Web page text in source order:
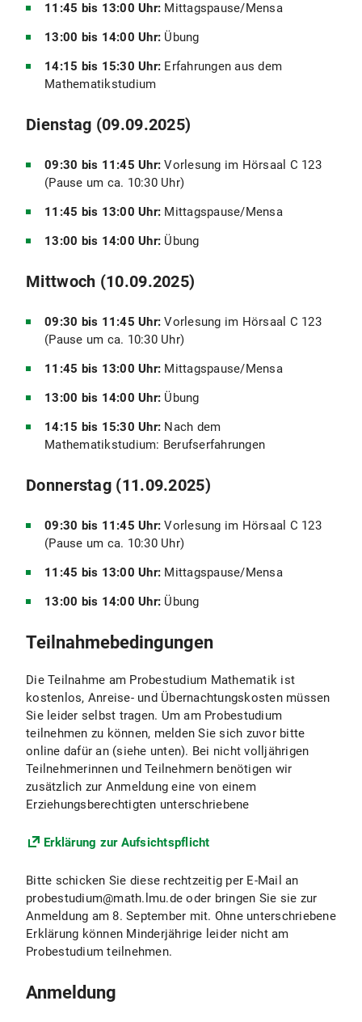
11:45 bis 13:00 Uhr: Mittagspause/Mensa
13:00 bis 14:00 Uhr: Übung
14:15 bis 15:30 Uhr: Erfahrungen aus dem
Mathematikstudium
Dienstag (09.09.2025)
09:30 bis 11:45 Uhr: Vorlesung im Hörsaal C 123
(Pause um ca. 10:30 Uhr)
11:45 bis 13:00 Uhr: Mittagspause/Mensa
13:00 bis 14:00 Uhr: Übung
Mittwoch (10.09.2025)
09:30 bis 11:45 Uhr: Vorlesung im Hörsaal C 123
(Pause um ca. 10:30 Uhr)
11:45 bis 13:00 Uhr: Mittagspause/Mensa
13:00 bis 14:00 Uhr: Übung
14:15 bis 15:30 Uhr: Nach dem
Mathematikstudium: Berufserfahrungen
Donnerstag (11.09.2025)
09:30 bis 11:45 Uhr: Vorlesung im Hörsaal C 123
(Pause um ca. 10:30 Uhr)
11:45 bis 13:00 Uhr: Mittagspause/Mensa
13:00 bis 14:00 Uhr: Übung
Teilnahmebedingungen
Die Teilnahme am Probestudium Mathematik ist
kostenlos, Anreise- und Übernachtungskosten müssen
Sie leider selbst tragen. Um am Probestudium
teilnehmen zu können, melden Sie sich zuvor bitte
online dafür an (siehe unten). Bei nicht volljährigen
Teilnehmerinnen und Teilnehmern benötigen wir
zusätzlich zur Anmeldung eine von einem
Erziehungsberechtigten unterschriebene
Erklärung zur Aufsichtspflicht
Bitte schicken Sie diese rechtzeitig per E-Mail an
probestudium@math.lmu.de oder bringen Sie sie zur
Anmeldung am 8. September mit. Ohne unterschriebene
Erklärung können Minderjährige leider nicht am
Probestudium teilnehmen.
Anmeldung